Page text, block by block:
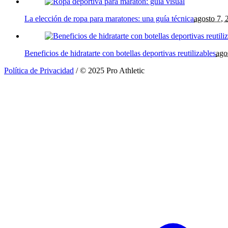
La elección de ropa para maratones: una guía técnicaagosto 7,
Beneficios de hidratarte con botellas deportivas reutilizables
Política de Privacidad / © 2025 Pro Athletic